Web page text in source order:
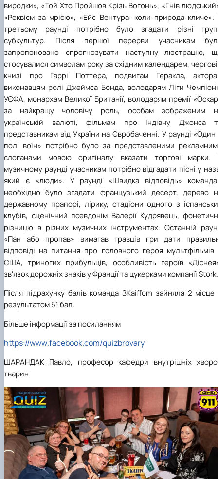
виродки», «Той Хто Пройшов Крізь Вогонь», «Гнів
«Реквієм за мрією», «Ейс Вентура: коли природа кличе».
третьому раунді потрібно було згадати різні
субкультур. Після першої перерви учасникам
запропоновано спрогнозувати наступну люстрацію,
стосувалися символам року за східним календарем,
книзі про Гаррі Поттера, подвигам Геракла,
виконавцям ролі Джеймса Бонда, володарям Ліги
УЄФА, монархам Великої Британії, володарям премії
за найкращу чоловічу роль, особам зображеним
українській валюті, фільмам про Індіану Джонса
представникам від України на Євробаченні. У раунді «Один
полі воїн» потрібно було за представленими
слоганами мовою оригіналу вказати торгові марки.
музичному раунді учасникам потрібно відгадати пісні у
який є «люди». У раунді «Швидка відповідь»
необхідно було згадати французький десерт, дерево
державному прапорі, лірику, стадіони одного з
клубів, сценічний псевдонім Валерії Кудрявець,
різницю в різних музичних інструментах. Останній
«Пан або пропав» вимагав гравців гри дати
відповіді на питання про головного героя мультфільмів
США, триногих прибульців, особливість героїв
зв'язок дорожніх знаків у Франції та цукерками компаніїStork.
Після підрахунку балів команда ЗKaiffom зайняла 2 місце
результатом51 бал.
Більше інформації за посиланням
https://www.facebook.com/quizbrovary
ШАРАНДАК Павло, професор кафедри внутрішніх
тварин